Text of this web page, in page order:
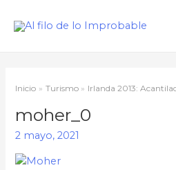
Inicio Turismo Irlanda 2013:
moher_0
2 mayo, 2021